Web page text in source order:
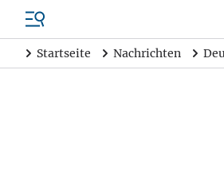
Startseite Nachrichten